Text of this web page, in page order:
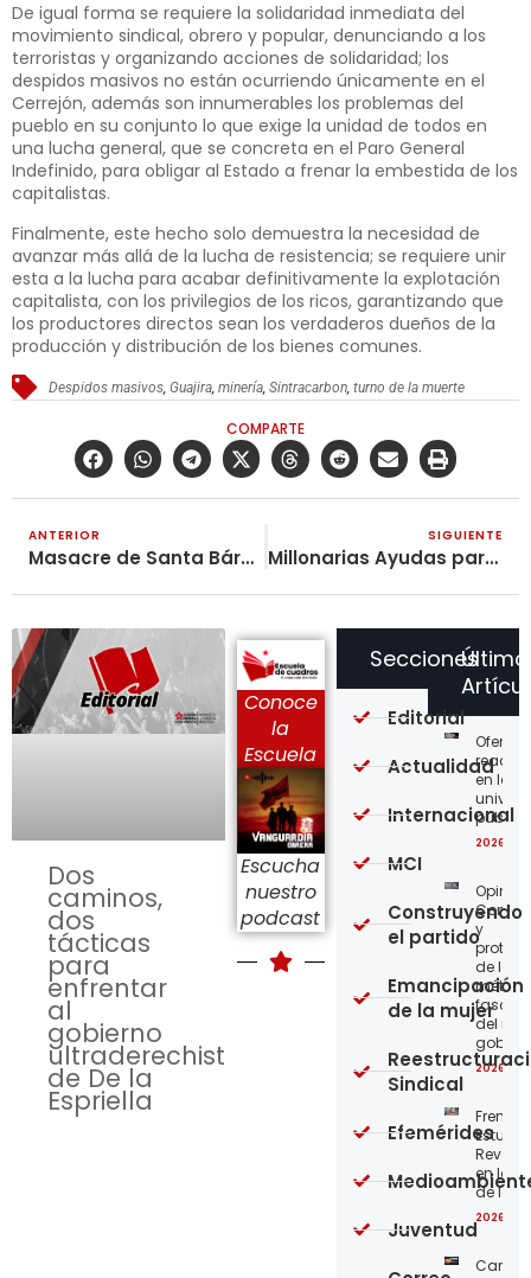
De igual forma se requiere la solidaridad inmediata del
movimiento sindical, obrero y popular, denunciando a los
terroristas y organizando acciones de solidaridad; los
despidos masivos no están ocurriendo únicamente en el
Cerrejón, además son innumerables los problemas del
pueblo en su conjunto lo que exige la unidad de todos en
una lucha general, que se concreta en el Paro General
Indefinido, para obligar al Estado a frenar la embestida de los
capitalistas.
Finalmente, este hecho solo demuestra la necesidad de
avanzar más allá de la lucha de resistencia; se requiere unir
esta a la lucha para acabar definitivamente la explotación
capitalista, con los privilegios de los ricos, garantizando que
los productores directos sean los verdaderos dueños de la
producción y distribución de los bienes comunes.
Despidos masivos ,Guajira ,minería ,Sintracarbon ,turno de la muerte
COMPARTE
ANTERIOR
Masacre de Santa Bárbara: ¡Recordar a los Obreros Combativos con la Lucha Directa!
SIGUIENTE
Millonarias Ayudas para los Ricos, Garrote para el Pueblo
Dos
caminos,
dos
tácticas
para
enfrentar
al
gobierno
ultraderechista
de De la
Espriella
Conoce
la
Escuela
Escucha
nuestro
podcast
en las
2026-
y
de los
del
2026-
Frente
en la
de los
2026-
Carta
Secciones
Editorial
Actualidad
Internacional
MCI
Construyendo
el partido
Emancipación
de la mujer
Sindical
Efemérides
Juventud